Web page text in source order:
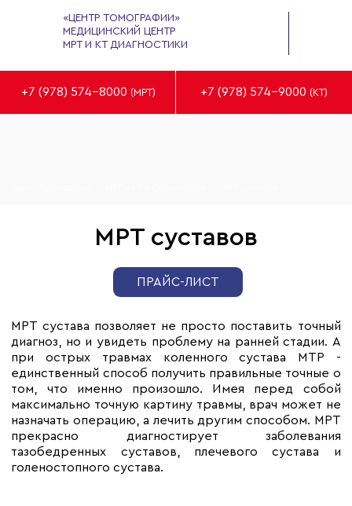
«ЦЕНТР ТОМОГРАФИИ»
МЕДИЦИНСКИЙ ЦЕНТР
МРТ И КТ ДИАГНОСТИКИ
+7 (978) 574-8000 (МРТ) +7 (978) 574-9000 (КТ)
МРТ суставов
ПРАЙС-ЛИСТ
МРТ сустава позволяет не просто поставить точный
диагноз, но и увидеть проблему на ранней стадии. А
при острых травмах коленного сустава МТР -
единственный способ получить правильные точные о
том, что именно произошло. Имея перед собой
максимально точную картину травмы, врач может не
назначать операцию, а лечить другим способом. МРТ
прекрасно диагностирует заболевания
тазобедренных суставов, плечевого сустава и
голеностопного сустава.